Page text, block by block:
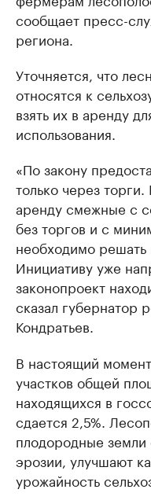
сообщает пресс-
региона.
Уточняется, что
относятся к
взять их в аренду
использования.
«По закону
только через
аренду смежные с
без торгов и с
необходимо решать
Инициативу уже
законопроект
сказал губернатор
Кондратьев.
В настоящий
участков общей
находящихся в
сдается 2,5%.
плодородные земли
эрозии, улучшают
урожайность